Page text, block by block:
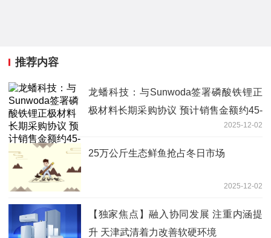
推荐内容
龙蟠科技：与Sunwoda签署磷酸铁锂正
极材料长期采购协议 预计销售金额约45-
2025-12-02
25万公斤生态鲜鱼抢占冬日市场
2025-12-02
【独家焦点】融入协同发展 注重内涵提
升 天津武清着力改善软硬环境